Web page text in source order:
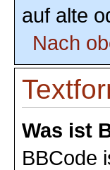
auf alte
Nach
Was ist
BBCode